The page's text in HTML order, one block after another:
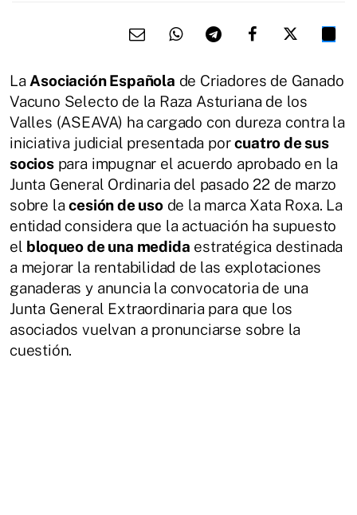
La Asociación Española de Criadores de Ganado
Vacuno Selecto de la Raza Asturiana de los
Valles (ASEAVA) ha cargado con dureza contra la
iniciativa judicial presentada porcuatro de sus
sociospara impugnar el acuerdo aprobado en la
Junta General Ordinaria del pasado 22 de marzo
sobre lacesión de usode la marca Xata Roxa. La
entidad considera que la actuación ha supuesto
el bloqueo de una medida estratégica destinada
a mejorar la rentabilidad de las explotaciones
ganaderas y anuncia la convocatoria de una
Junta General Extraordinaria para que los
asociados vuelvan a pronunciarse sobre la
cuestión.